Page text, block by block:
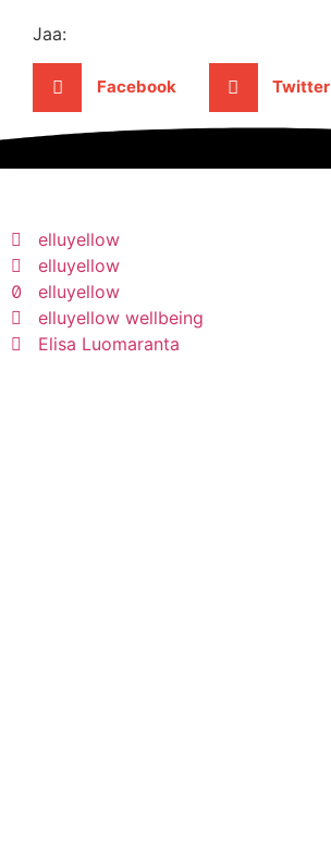
Jaa:
Facebook Twitter
elluyellow
elluyellow
elluyellow
elluyellow wellbeing
Elisa Luomaranta